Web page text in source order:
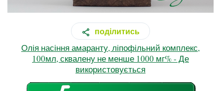
поділитись
Олія насіння амаранту, ліпофільний комплекс,
100мл, сквалену не менше 1000 мг% - Де
використовується